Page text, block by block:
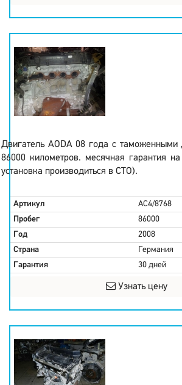
Двигатель AODA 08 года с таможенными
86000 километров. месячная гарантия
установка производиться в СТО).
Артикул
AC4/8768
Пробег
86000
Год
2008
Страна
Германия
Гарантия
30 дней
Узнать цену